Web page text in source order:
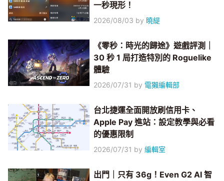
一秒現形！
2026/08/03 by 曉緹
《零秒：時光的歸途》遊戲評測｜
30 秒 1 局打造特別的 Roguelike
體驗
2026/07/31 by 電獺編輯部
台北捷運全面開放刷信用卡、
Apple Pay 進站：設定教學與必看
的優惠限制
2026/07/31 by編輯室
出門｜只有 36g！Even G2 AI 智